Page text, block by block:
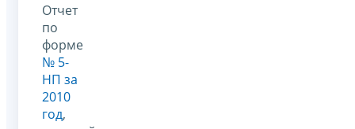
Отчет
по
форме
№ 5-
НП за
2010
год,